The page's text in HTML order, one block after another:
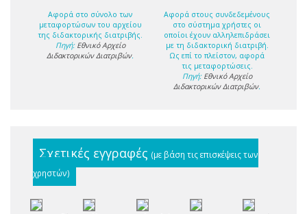
Αφορά στο σύνολο των
μεταφορτώσων του αρχείου
της διδακτορικής διατριβής.
Πηγή: Εθνικό Αρχείο
Διδακτορικών Διατριβών.
Αφορά στους συνδεδεμένους
στο σύστημα χρήστες οι
οποίοι έχουν αλληλεπιδράσει
με τη διδακτορική διατριβή.
Ως επί το πλείστον, αφορά
τις μεταφορτώσεις.
Πηγή: Εθνικό Αρχείο
Διδακτορικών Διατριβών.
Σχετικές εγγραφές (με βάση τις επισκέψεις των
χρηστών)